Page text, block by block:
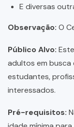
E diversas
Observação: O
Público Alvo:
adultos em busca
estudantes,
interessados.
Pré-requisitos: